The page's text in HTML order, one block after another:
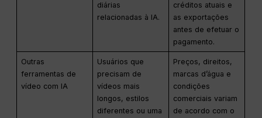
diárias
relacionadas à IA.
créditos atuais e
as exportações
antes de efetuar o
pagamento.
Outras
ferramentas de
vídeo com IA
Usuários que
precisam de
vídeos mais
longos, estilos
diferentes ou uma
Preços, direitos,
marcas d’água e
condições
comerciais variam
de acordo com o